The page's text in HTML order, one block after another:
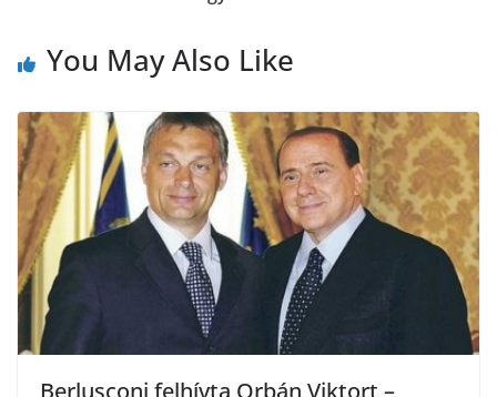
k
e
g
You May Also Like
Berlusconi felhívta Orbán Viktort –